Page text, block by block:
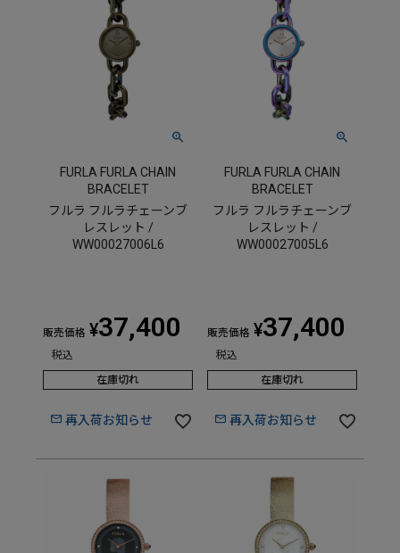
FURLA FURLA CHAIN
BRACELET
フルラ フルラチェーンブ
レスレット /
WW00027006L6
販売価格 ¥37,400
税込
在庫切れ
再入荷お知らせ
FURLA FURLA CHAIN
BRACELET
フルラ フルラチェーンブ
レスレット /
WW00027005L6
販売価格 ¥37,400
税込
在庫切れ
再入荷お知らせ